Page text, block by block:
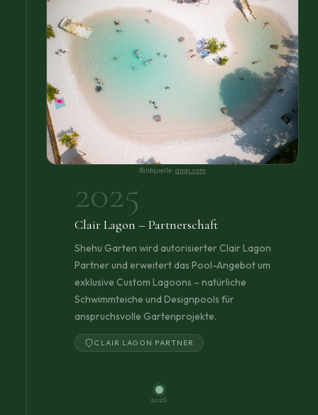
Bildquelle: angi.com
2025
Clair Lagon – Partnerschaft
Shehu Garten wird autorisierter Clair Lagon
Partner und erweitert das Pool-Angebot um
exklusive Custom Lagoons – natürliche
Schwimmteiche und Designpools für
anspruchsvolle Gartenprojekte.
CLAIR LAGON PARTNER
2026